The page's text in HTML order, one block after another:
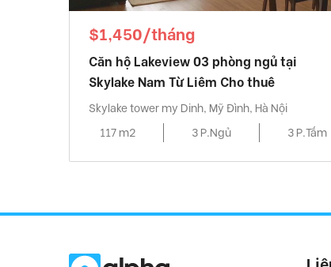
$1,450/tháng
Căn hộ Lakeview 03 phòng ngủ tại
Skylake Nam Từ Liêm Cho thuê
Skylake tower my Dinh, Mỹ Đình, Hà Nội
117 m2
3 P.Ngủ 3 P.Tắm